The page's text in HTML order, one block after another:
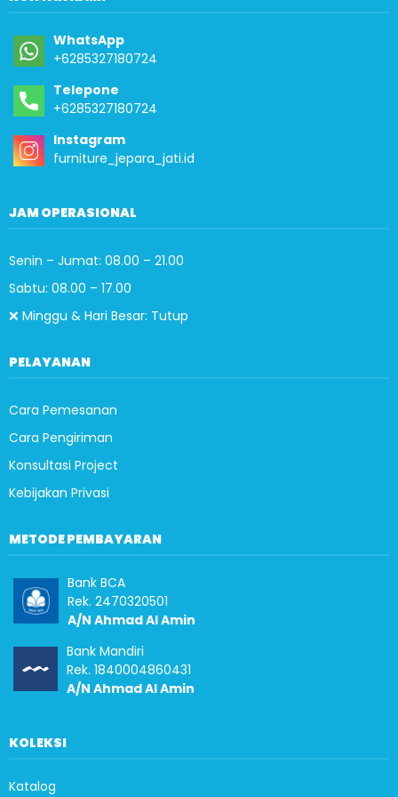
WhatsApp
+6285327180724
Telepone
+6285327180724
Instagram
furniture_jepara_jati.id
JAM OPERASIONAL
Senin – Jumat: 08.00 – 21.00
Sabtu: 08.00 – 17.00
❌ Minggu & Hari Besar: Tutup
PELAYANAN
Cara Pemesanan
Cara Pengiriman
Konsultasi Project
Kebijakan Privasi
METODE PEMBAYARAN
Bank BCA
Rek. 2470320501
A/N Ahmad Al Amin
Bank Mandiri
Rek. 1840004860431
A/N Ahmad Al Amin
KOLEKSI
Katalog